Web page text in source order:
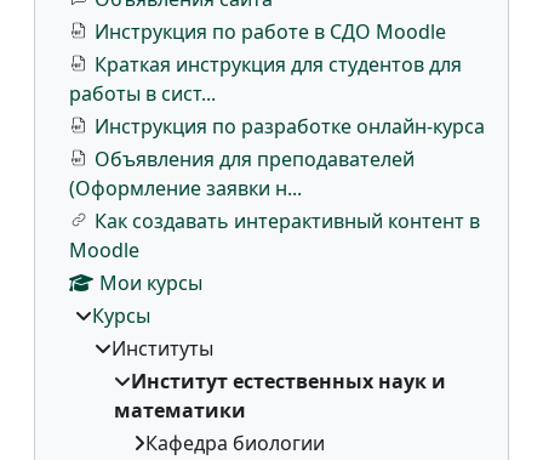
Инструкция по работе в СДО Moodle
Краткая инструкция для студентов для
работы в сист...
Инструкция по разработке онлайн-курса
Объявления для преподавателей
(Оформление заявки н...
Как создавать интерактивный контент в
Moodle
Мои курсы
Курсы
Институты
Институт естественных наук и
математики
Кафедра биологии